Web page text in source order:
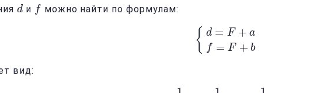
d
d и f
f можно найти по формулам:
{ d = F + a
f = F + b
{ =F f= F+ b
вид: